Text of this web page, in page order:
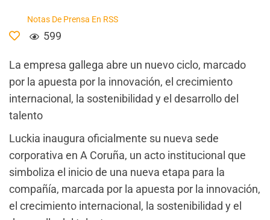
Notas De Prensa En RSS
599
La empresa gallega abre un nuevo ciclo, marcado
por la apuesta por la innovación, el crecimiento
internacional, la sostenibilidad y el desarrollo del
talento
Luckia inaugura oficialmente su nueva sede
corporativa en A Coruña, un acto institucional que
simboliza el inicio de una nueva etapa para la
compañía, marcada por la apuesta por la innovación,
el crecimiento internacional, la sostenibilidad y el